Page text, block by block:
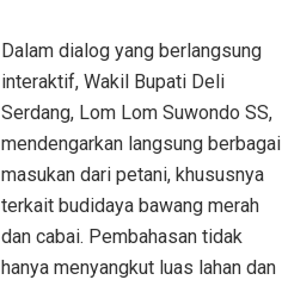
Dalam dialog yang berlangsung
interaktif, Wakil Bupati Deli
Serdang, Lom Lom Suwondo SS,
mendengarkan langsung berbagai
masukan dari petani, khususnya
terkait budidaya bawang merah
dan cabai. Pembahasan tidak
hanya menyangkut luas lahan dan